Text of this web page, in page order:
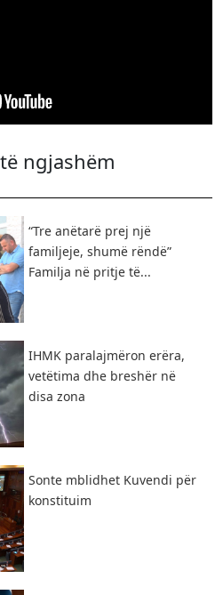
ngjashëm
“Tre anëtarë prej një
familjeje, shumë rëndë” ​
Familja në pritje të...
IHMK paralajmëron erëra,
vetëtima dhe breshër në
disa zona
Sonte mblidhet Kuvendi për
konstituim